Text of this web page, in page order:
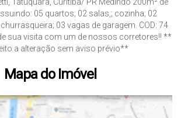
Tatuquara, Curitiba/ PR Medindo 200m² de
05 quartos; 02 salas,; cozinha; 02
03 vagas de garagem. COD: 74
sua visita com um de nossos corretores!! **
a alteração sem aviso prévio**
Mapa do Imóvel